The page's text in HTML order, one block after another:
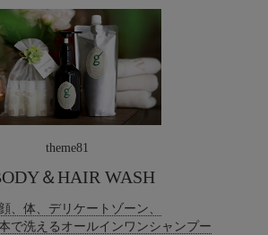
theme81
＆HAIR WASH
、体、デリケートゾーン、
で洗えるオールインワンシャンプー